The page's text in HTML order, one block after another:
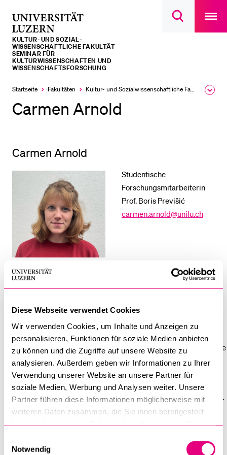
Diese Webseite verwendet Cookies
Wir verwenden Cookies, um Inhalte und Anzeigen zu
personalisieren, Funktionen für soziale Medien anbieten
zu können und die Zugriffe auf unsere Website zu
analysieren. Außerdem geben wir Informationen zu Ihrer
Verwendung unserer Website an unsere Partner für
soziale Medien, Werbung und Analysen weiter. Unsere
Partner führen diese Informationen möglicherweise mit
weiteren Daten zusammen, die Sie ihnen bereitgestellt
Notwendig
Suchdialog
main
KULTUR- UND SOZIAL­­­
WISSENSCHAFTLICHE FAKULTÄT
SEMINAR FÜR
KULTURWISSENSCHAFTEN UND
WISSENSCHAFTSFORSCHUNG
Startseite Fakultäten Kultur- und Sozial­­wissenschaftliche Fakultät
Kultur­wissenschaften
Carmen Arnold
Carmen Arnold
Studentische
Forschungsmitarbeiterin
Prof. Boris Previšić
carmen.arnold@unilu.ch
CV
Carmen Arnold ist in Altdorf aufgewachsen und als studentische
Hilfskraft am Urner Institut tätig. Ihre Aufgaben fallen in den
Aufbau der neuen Webseite und in die Verwaltung der
Institutsbibliothek. Sie ist zurzeit in Luzern wohnhaft und
schliesst Ende 2023 den Bachelor in Sozialanthropologie an der
Universität Bern ab.
LETZTE SUCHEN
Sie haben noch keine Suche getätigt.
DIE UNI FÜR…
Schulklassen und Lehrpersonen
Studien­interessierte
Mitarbeitende
Alumni
Stellensuchende
Förderer
Medien
BELIEBTE INHALTE
Vorlesungsverzeichnis
Sportangebot
Menuplan Mensa
Anmeldung und Zulassung